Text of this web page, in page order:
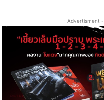
- Advertisment -